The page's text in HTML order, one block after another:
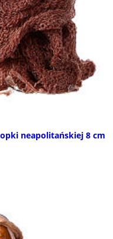
neapolitańskiej 8 cm